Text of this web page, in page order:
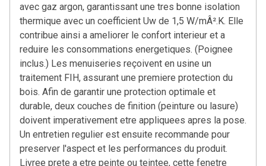
avec gaz argon, garantissant une tres bonne isolation
thermique avec un coefficient Uw de 1,5 W/mÂ².K. Elle
contribue ainsi a ameliorer le confort interieur et a
reduire les consommations energetiques. (Poignee
inclus.) Les menuiseries reçoivent en usine un
traitement FIH, assurant une premiere protection du
bois. Afin de garantir une protection optimale et
durable, deux couches de finition (peinture ou lasure)
doivent imperativement etre appliquees apres la pose.
Un entretien regulier est ensuite recommande pour
preserver l'aspect et les performances du produit.
Livree prete a etre peinte ou teintee, cette fenetre